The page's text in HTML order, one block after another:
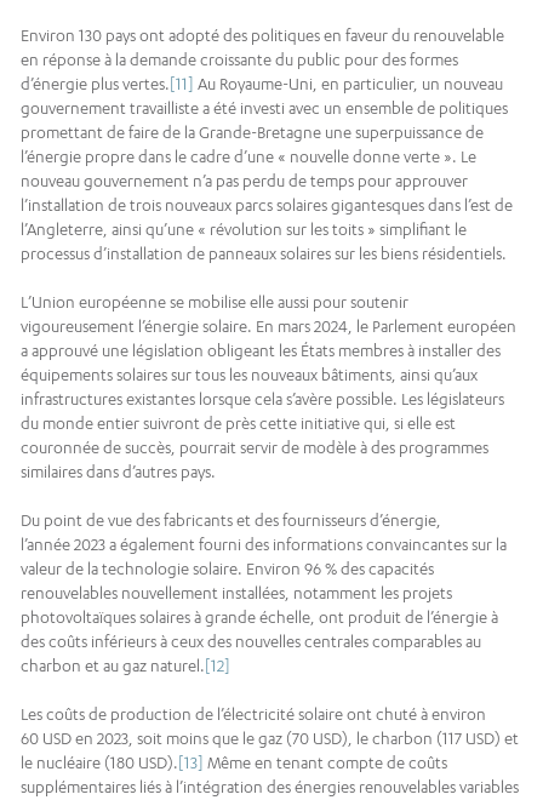
Environ 130 pays ont adopté des politiques en faveur du renouvelable
en réponse à la demande croissante du public pour des formes
d’énergie plus vertes.[11] Au Royaume-Uni, en particulier, un nouveau
gouvernement travailliste a été investi avec un ensemble de politiques
promettant de faire de la Grande-Bretagne une superpuissance de
l’énergie propre dans le cadre d’une « nouvelle donne verte ». Le
nouveau gouvernement n’a pas perdu de temps pour approuver
l’installation de trois nouveaux parcs solaires gigantesques dans l’est de
l’Angleterre, ainsi qu’une « révolution sur les toits » simplifiant le
processus d’installation de panneaux solaires sur les biens résidentiels.
L’Union européenne se mobilise elle aussi pour soutenir
vigoureusement l’énergie solaire. En mars 2024, le Parlement européen
a approuvé une législation obligeant les États membres à installer des
équipements solaires sur tous les nouveaux bâtiments, ainsi qu’aux
infrastructures existantes lorsque cela s’avère possible. Les législateurs
du monde entier suivront de près cette initiative qui, si elle est
couronnée de succès, pourrait servir de modèle à des programmes
similaires dans d’autres pays.
Du point de vue des fabricants et des fournisseurs d’énergie,
l’année 2023 a également fourni des informations convaincantes sur la
valeur de la technologie solaire. Environ 96 % des capacités
renouvelables nouvellement installées, notamment les projets
photovoltaïques solaires à grande échelle, ont produit de l’énergie à
des coûts inférieurs à ceux des nouvelles centrales comparables au
charbon et au gaz naturel.[12]
Les coûts de production de l’électricité solaire ont chuté à environ
60 USD en 2023, soit moins que le gaz (70 USD), le charbon (117 USD) et
le nucléaire (180 USD).[13] Même en tenant compte de coûts
supplémentaires liés à l’intégration des énergies renouvelables variables